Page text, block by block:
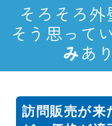
そろそろ外
そう思って
みあ
訪問販売が来